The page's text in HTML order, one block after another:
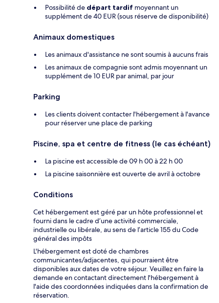
Possibilité de départ tardif moyennant un
supplément de 40 EUR (sous réserve de disponibilité)
Animaux domestiques
Les animaux d'assistance ne sont soumis à aucuns frais
Les animaux de compagnie sont admis moyennant un
supplément de 10 EUR par animal, par jour
Parking
Les clients doivent contacter l'hébergement à l'avance
pour réserver une place de parking
Piscine, spa et centre de fitness (le cas échéant)
La piscine est accessible de 09 h 00 à 22 h 00
La piscine saisonnière est ouverte de avril à octobre
Conditions
Cet hébergement est géré par un hôte professionnel et
fourni dans le cadre d’une activité commerciale,
industrielle ou libérale, au sens de l’article 155 du Code
général des impôts
L'hébergement est doté de chambres
communicantes/adjacentes, qui pourraient être
disponibles aux dates de votre séjour. Veuillez en faire la
demande en contactant directement l'hébergement à
l'aide des coordonnées indiquées dans la confirmation de
réservation.